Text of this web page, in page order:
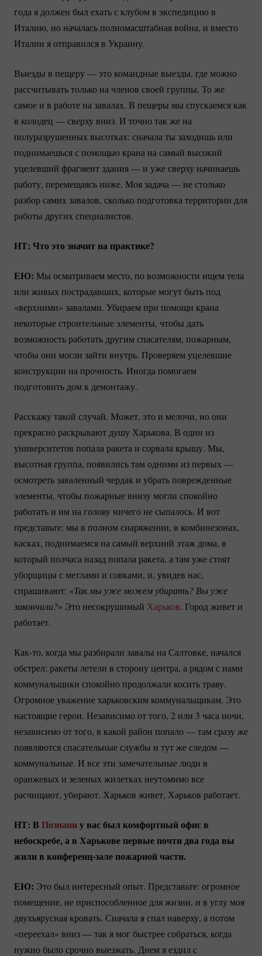
года я должен был ехать с клубом в экспедицию в
Италию, но началась полномасштабная война, и вместо
Италии я отправился в Украину.
Выезды в пещеру — это командные выезды, где можно
рассчитывать только на членов своей группы. То же
самое и в работе на завалах. В пещеры мы спускаемся как
в колодец — сверху вниз. И точно так же на
полуразрушенных высотках: сначала ты заходишь или
поднимаешься с помощью крана на самый высокий
уцелевший фрагмент здания — и уже сверху начинаешь
работу, перемещаясь ниже. Моя задача — не столько
разбор самих завалов, сколько подготовка территории для
работы других специалистов.
НТ: Что это значит на практике?
ЕЮ: Мы осматриваем место, по возможности ищем тела
или живых пострадавших, которые могут быть под
«верхними» завалами. Убираем при помощи крана
некоторые строительные элементы, чтобы дать
возможность работать другим спасателям, пожарным,
чтобы они могли зайти внутрь. Проверяем уцелевшие
конструкции на прочность. Иногда помогаем
подготовить дом к демонтажу.
Расскажу такой случай. Может, это и мелочи, но они
прекрасно раскрывают душу Харькова. В один из
университетов попала ракета и сорвала крышу. Мы,
высотная группа, появились там одними из первых —
осмотреть заваленный чердак и убрать поврежденные
элементы, чтобы пожарные внизу могли спокойно
работать и им на голову ничего не сыпалось. И вот
представьте: мы в полном снаряжении, в комбинезонах,
касках, поднимаемся на самый верхний этаж дома, в
который полчаса назад попала ракета, а там уже стоят
уборщицы с метлами и совками, и, увидев нас,
спрашивают: «Так мы уже можем убирать? Вы уже
закончили?» Это несокрушимый Харьков. Город живет и
работает.
Как-то, когда мы разбирали завалы на Салтовке, начался
обстрел: ракеты летели в сторону центра, а рядом с нами
коммунальщики спокойно продолжали косить траву.
Огромное уважение харьковским коммунальщикам. Это
настоящие герои. Независимо от того, 2 или 3 часа ночи,
независимо от того, в какой район попало — там сразу же
появляются спасательные службы и тут же следом —
коммунальные. И все эти замечательные люди в
оранжевых и зеленых жилетках неутомимо все
расчищают, убирают. Харьков живет, Харьков работает.
НТ: В Познаниу вас был комфортный офис в
небоскребе, а в Харькове первые почти два года вы
жили в конференц-залепожарной части.
ЕЮ: Это был интересный опыт. Представьте: огромное
помещение, не приспособленное для жизни, и в углу моя
двухъярусная кровать. Сначала я спал наверху, а потом
«переехал» вниз — так я мог быстрее собраться, когда
нужно было срочно выезжать. Днем я ездил с